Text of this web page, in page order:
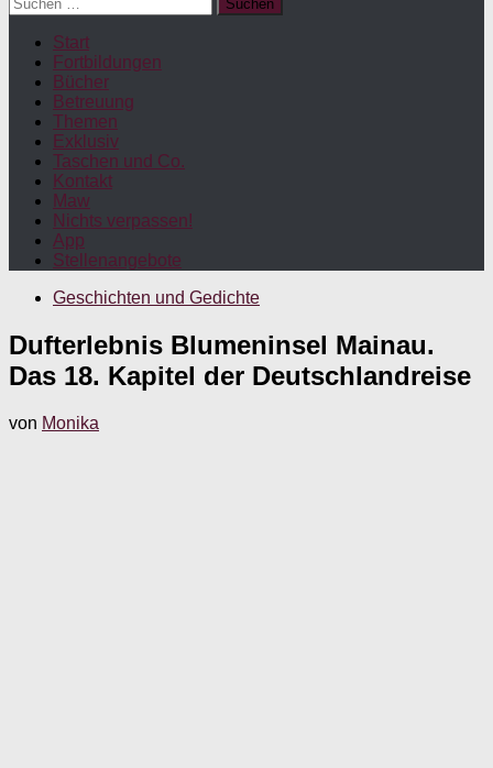
nach:
Start
Fortbildungen
Bücher
Betreuung
Themen
Exklusiv
Taschen und Co.
Kontakt
Maw
Nichts verpassen!
App
Stellenangebote
Geschichten und Gedichte
Dufterlebnis Blumeninsel Mainau.
Das 18. Kapitel der Deutschlandreise
von Monika